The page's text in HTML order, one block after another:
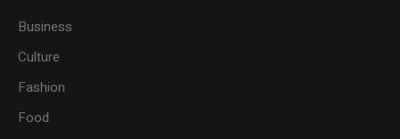
Business
Culture
Fashion
Food